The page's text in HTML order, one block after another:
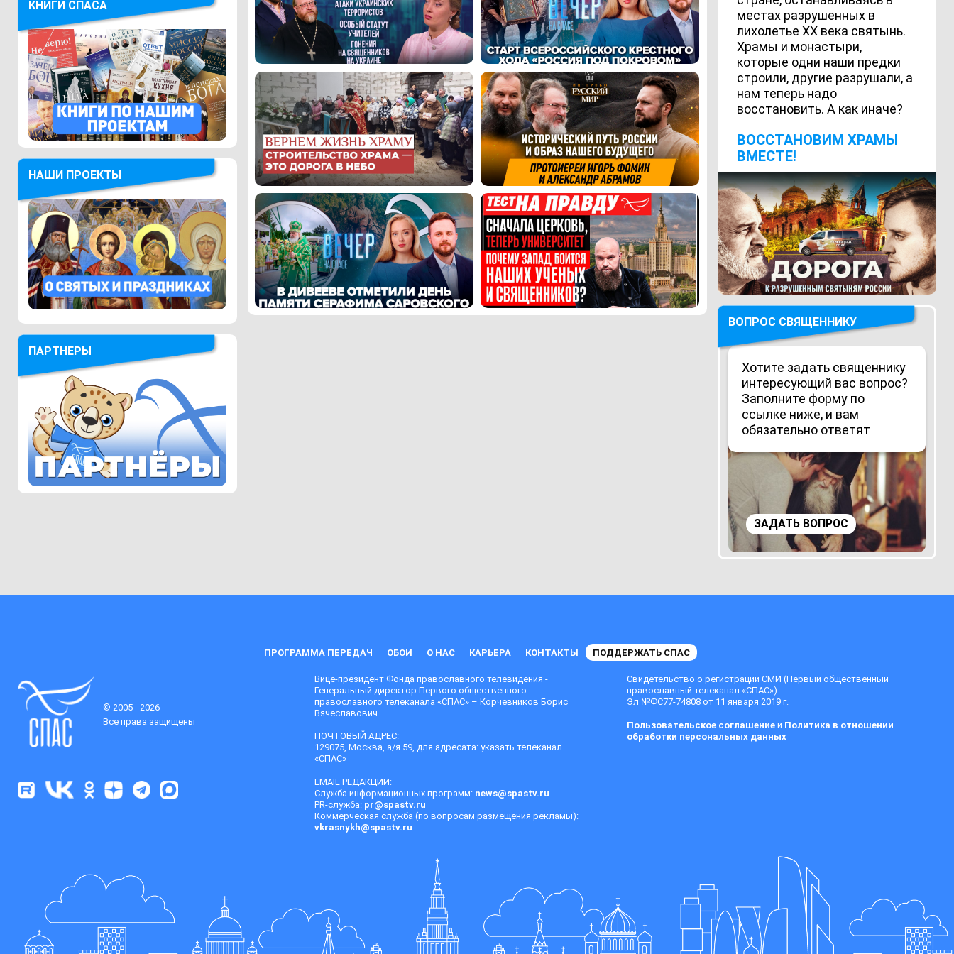
КНИГИ СПАСА
НАШИ ПРОЕКТЫ
ПАРТНЕРЫ
местах разрушенных в
лихолетье ХХ века святынь.
Храмы и монастыри,
которые одни наши предки
строили, другие разрушали, а
нам теперь надо
восстановить. А как иначе?
ВОCСТАНОВИМ ХРАМЫ
ВМЕСТЕ!
ВОПРОС СВЯЩЕННИКУ
Хотите задать священнику
интересующий вас вопрос?
Заполните форму по
ссылке ниже, и вам
обязательно ответят
ЗАДАТЬ ВОПРОС
ПРОГРАММА ПЕРЕДАЧ ОБОИ О НАС КАРЬЕРА КОНТАКТЫ ПОДДЕРЖАТЬ СПАС
© 2005 - 2026
Все права защищены
Вице-президент Фонда православного телевидения -
Генеральный директор Первого общественного
православного телеканала «СПАС» – Корчевников Борис
Вячеславович
ПОЧТОВЫЙ АДРЕС:
129075, Москва, а/я 59, для адресата: указать телеканал
«СПАС»
EMAIL РЕДАКЦИИ:
Служба информационных программ: news@spastv.ru
PR-служба: pr@spastv.ru
Коммерческая служба (по вопросам размещения рекламы):
vkrasnykh@spastv.ru
Свидетельство о регистрации СМИ (Первый общественный
православный телеканал «СПАС»):
Эл №ФС77-74808 от 11 января 2019 г.
Пользовательское соглашениеи Политика в отношении
обработки персональных данных